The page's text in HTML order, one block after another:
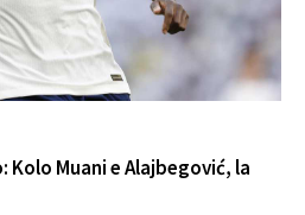
Muani e Alajbegović, la